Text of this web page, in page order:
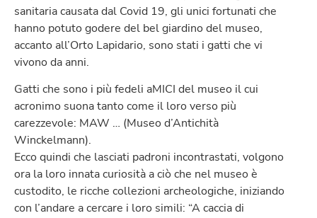
sanitaria causata dal Covid 19, gli unici fortunati che
hanno potuto godere del bel giardino del museo,
accanto all’Orto Lapidario, sono stati i gatti che vi
vivono da anni.
Gatti che sono i più fedeli aMICI del museo il cui
acronimo suona tanto come il loro verso più
carezzevole: MAW … (Museo d’Antichità
Winckelmann).
Ecco quindi che lasciati padroni incontrastati, volgono
ora la loro innata curiosità a ciò che nel museo è
custodito, le ricche collezioni archeologiche, iniziando
con l’andare a cercare i loro simili: “A caccia di